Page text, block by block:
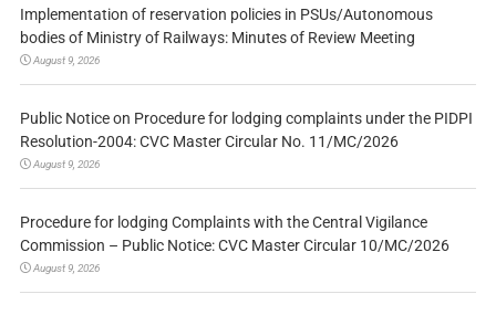
Implementation of reservation policies in PSUs/Autonomous
bodies of Ministry of Railways: Minutes of Review Meeting
August 9, 2026
Public Notice on Procedure for lodging complaints under the PIDPI
Resolution-2004: CVC Master Circular No. 11/MC/2026
August 9, 2026
Procedure for lodging Complaints with the Central Vigilance
Commission – Public Notice: CVC Master Circular 10/MC/2026
August 9, 2026